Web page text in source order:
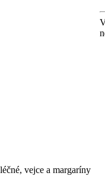
vejce a margaríny